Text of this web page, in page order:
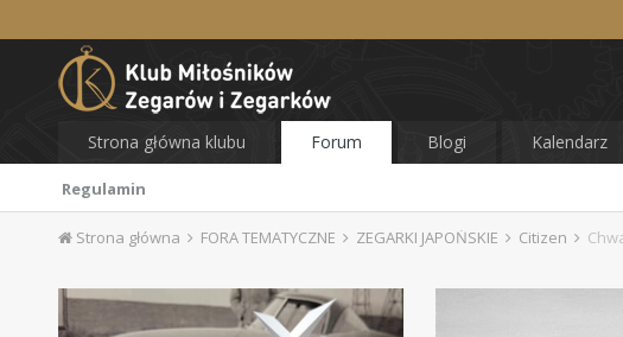
Strona główna klubu Forum
Regulamin
Blogi Kalendarz
Strona główna FORA TEMATYCZNE ZEGARKI JAPOŃSKIE Citizen